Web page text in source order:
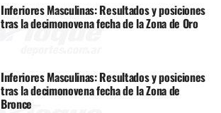
Inferiores Masculinas: Resultados y posiciones
tras la decimonovena fecha de la Zona de Oro
Inferiores Masculinas: Resultados y posiciones
tras la decimonovena fecha de la Zona de
Bronce